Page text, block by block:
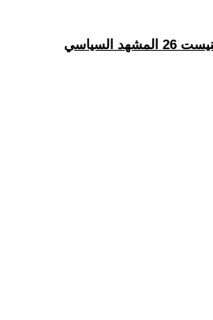
(47) في الطريق إلى الكنيست 26 المشهد السياسي